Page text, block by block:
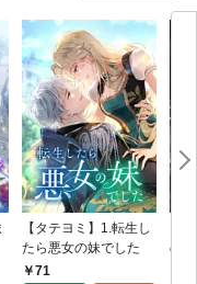
【タテヨミ】1.転生し
たら悪女の妹でした
71
の